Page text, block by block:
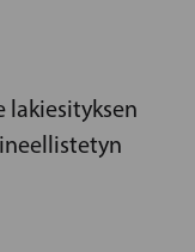
lakiesityksen